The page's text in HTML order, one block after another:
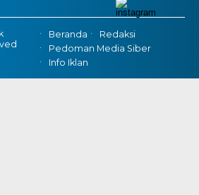
Beranda
Redaksi
Pedoman Media Siber
Info Iklan